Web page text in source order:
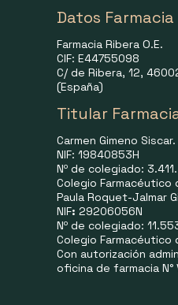
Datos Farmacia
Farmacia Ribera O.E.
CIF: E44755098
C/ de Ribera, 12,
(España)
Titular
Carmen Gimeno Siscar.
NIF: 19840853H
Nº de colegiado: 3.411.
Colegio Farmacéutico
Paula Roquet-Jalmar
NIF: 29206056N
Nº de colegiado:
Colegio Farmacéutico
Con autorización
oficina de farmacia N°